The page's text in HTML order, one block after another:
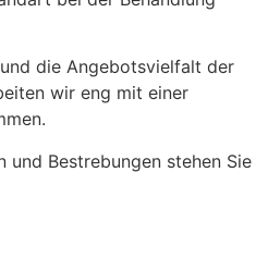
die Angebotsvielfalt der
wir eng mit einer
und Bestrebungen stehen Sie